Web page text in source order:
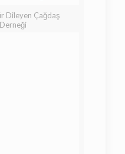
Dileyen Çağdaş